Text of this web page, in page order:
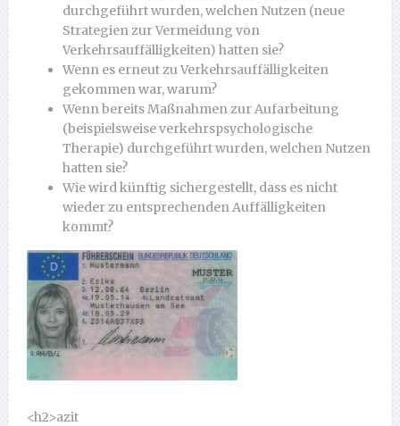
durchgeführt wurden, welchen Nutzen (neue
Strategien zur Vermeidung von
Verkehrsauffälligkeiten) hatten sie?
Wenn es erneut zu Verkehrsauffälligkeiten
gekommen war, warum?
Wenn bereits Maßnahmen zur Aufarbeitung
(beispielsweise verkehrspsychologische
Therapie) durchgeführt wurden, welchen Nutzen
hatten sie?
Wie wird künftig sichergestellt, dass es nicht
wieder zu entsprechenden Auffälligkeiten
kommt?
<h2>azit